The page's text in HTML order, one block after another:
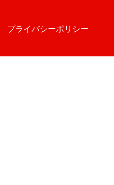
プライバシーポリシー